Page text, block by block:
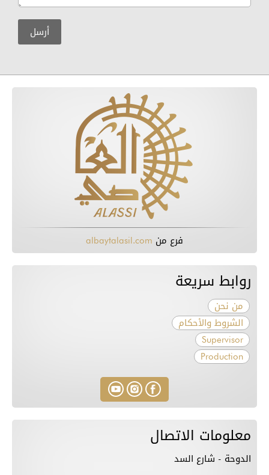
فرع من albaytalasil.com
روابط سريعة
من نحن
الشروط والأحكام
Supervisor
Production
معلومات الاتصال
الدوحة - شارع السد